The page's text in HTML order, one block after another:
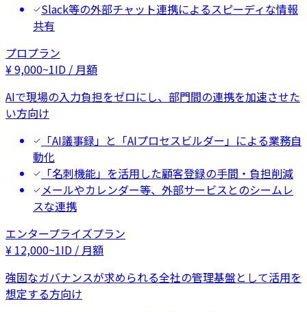
Slack等の外部チャット連携によるスピーディな情報
共有
プロプラン
¥9,000~1ID / 月額
AIで現場の入力負担をゼロにし、部門間の連携を加速させた
い方向け
「AI議事録」と「AIプロセスビルダー」による業務自
動化
「名刺機能」を活用した顧客登録の手間・負担削減
メールやカレンダー等、外部サービスとのシームレ
スな連携
エンタープライズプラン
¥ 12,000~1ID / 月額
強固なガバナンスが求められる全社の管理基盤として活用を
想定する方向け